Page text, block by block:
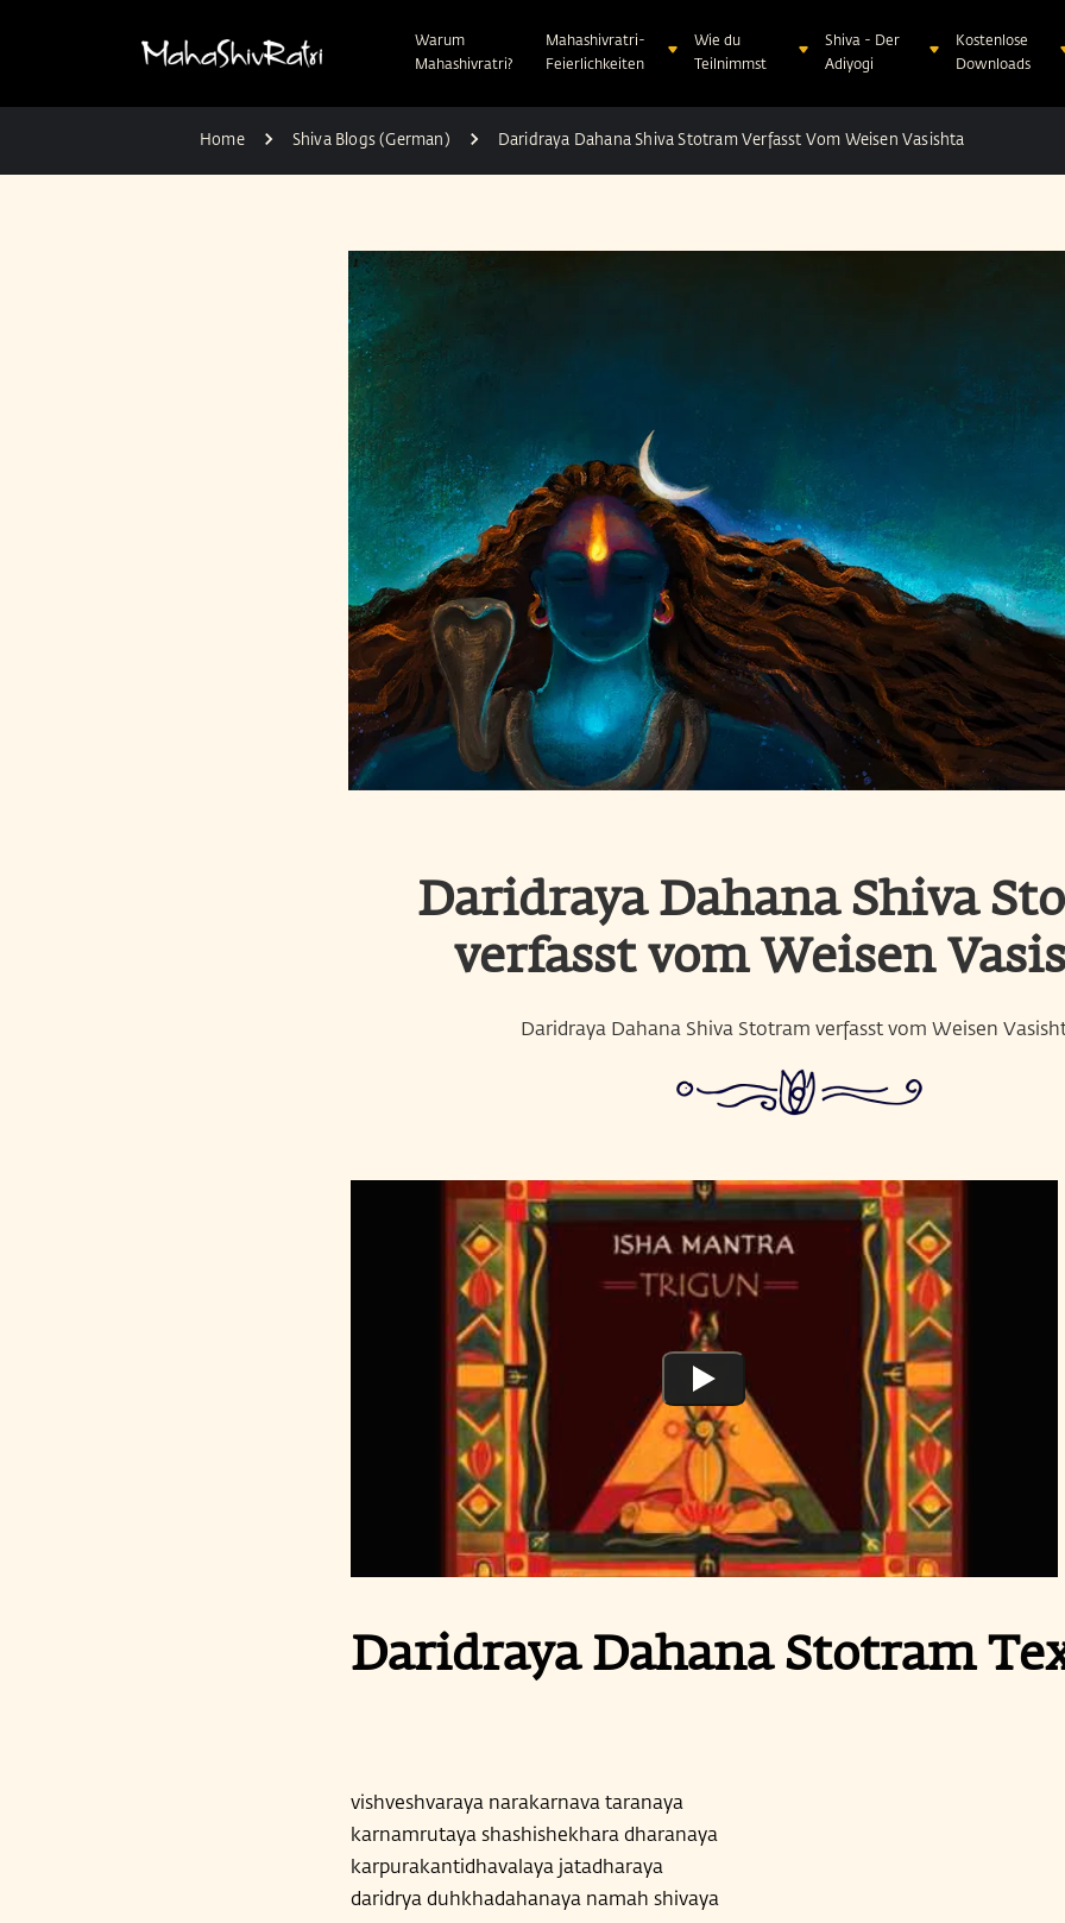
Warum
Mahashivratri?
Mahashivratri-
Feierlichkeiten
Wie du
Teilnimmst
Shiva - Der
Adiyogi
Kostenlose
Downloads
Home Shiva Blogs (German) Daridraya Dahana Shiva Stotram Verfasst Vom Weisen Vasishta
Daridraya Dahana Shiva
verfasst vom Weisen
Daridraya Dahana Shiva Stotram verfasst vom Weisen
Daridraya Dahana Stotram
vishveshvaraya narakarnava taranaya
karnamrutaya shashishekhara dharanaya
karpurakantidhavalaya jatadharaya
daridrya duhkhadahanaya namah shivaya